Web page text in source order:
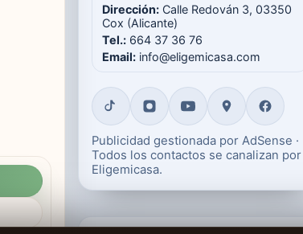
Dirección: Calle Redován 3, 03350
Cox (Alicante)
Tel.: 664 37 36 76
Email: info@eligemicasa.com
Publicidad gestionada por AdSense ·
Todos los contactos se canalizan por
Eligemicasa.